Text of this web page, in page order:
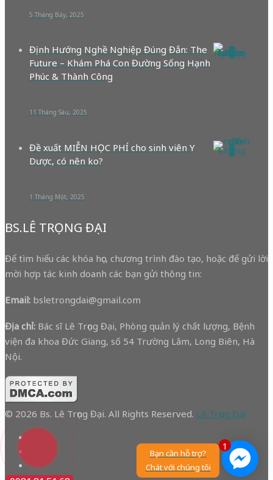
5 Tháng Bảy, 2025
0
Định Hướng Nghề Nghiệp Đúng Đắn: The
Future – Khám Phá Con Đường Sống Hạnh
Phúc & Thành Công
11 Tháng Sáu, 2025
Đề xuất MIỄN HỌC PHÍ cho sinh viên Y
Dược, có nên ko?
1 Tháng Một, 2025
BS.LÊ TRỌNG ĐẠI
Để tìm hiểu các khóa học, chương trình đào tạo, hoặc để gửi lời
mời hợp tác kinh doanh các bạn gửi thông tin:
Email: bsletrongdai@gmail.com
Địa chỉ: Bác sĩ Lê Trọng Đại, Phòng quản lý chất lượng, Bệnh
viện đa khoa Đức Giang, số 54 Trường Lâm, Long Biên, Hà
Nội.
© 2026 Bs. Lê Trọng Đại. All Rights Reserved. Lê Trọng Đại
1
Bạn cần hỗ trợ?
Chát với chúng tôi